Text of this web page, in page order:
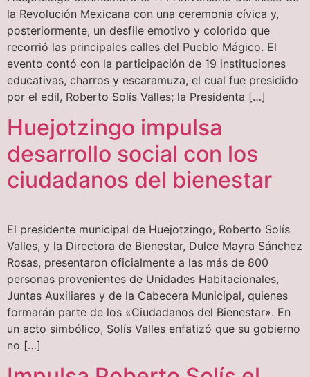
la Revolución Mexicana con una ceremonia cívica y,
posteriormente, un desfile emotivo y colorido que
recorrió las principales calles del Pueblo Mágico. El
evento contó con la participación de 19 instituciones
educativas, charros y escaramuza, el cual fue presidido
por el edil, Roberto Solís Valles; la Presidenta […]
Huejotzingo impulsa
desarrollo social con los
ciudadanos del bienestar
El presidente municipal de Huejotzingo, Roberto Solís
Valles, y la Directora de Bienestar, Dulce Mayra Sánchez
Rosas, presentaron oficialmente a las más de 800
personas provenientes de Unidades Habitacionales,
Juntas Auxiliares y de la Cabecera Municipal, quienes
formarán parte de los «Ciudadanos del Bienestar». En
un acto simbólico, Solís Valles enfatizó que su gobierno
no […]